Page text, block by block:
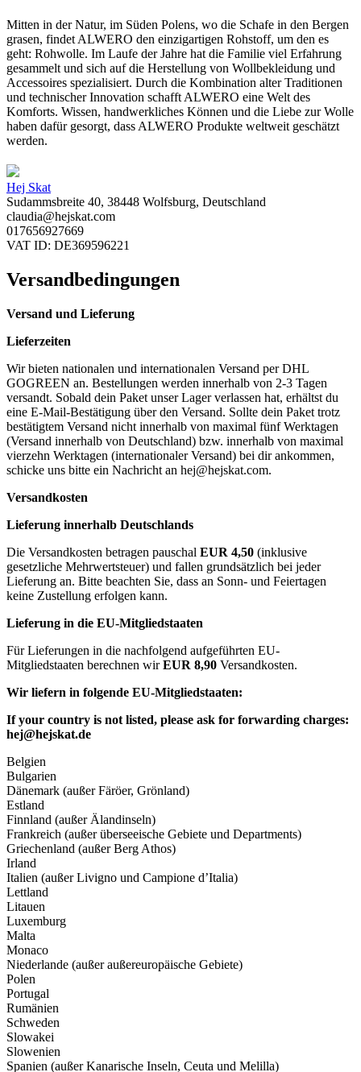
Mitten in der Natur, im Süden Polens, wo die Schafe in den Bergen
grasen, findet ALWERO den einzigartigen Rohstoff, um den es
geht: Rohwolle. Im Laufe der Jahre hat die Familie viel Erfahrung
gesammelt und sich auf die Herstellung von Wollbekleidung und
Accessoires spezialisiert. Durch die Kombination alter Traditionen
und technischer Innovation schafft ALWERO eine Welt des
Komforts. Wissen, handwerkliches Können und die Liebe zur Wolle
haben dafür gesorgt, dass ALWERO Produkte weltweit geschätzt
werden.
Hej Skat
Sudammsbreite 40, 38448 Wolfsburg, Deutschland
claudia@hejskat.com
017656927669
VAT ID: DE369596221
Versandbedingungen
Versand und Lieferung
Lieferzeiten
Wir bieten nationalen und internationalen Versand per DHL
GOGREEN an. Bestellungen werden innerhalb von 2-3 Tagen
versandt. Sobald dein Paket unser Lager verlassen hat, erhältst du
eine E-Mail-Bestätigung über den Versand. Sollte dein Paket trotz
bestätigtem Versand nicht innerhalb von maximal fünf Werktagen
(Versand innerhalb von Deutschland) bzw. innerhalb von maximal
vierzehn Werktagen (internationaler Versand) bei dir ankommen,
schicke uns bitte ein Nachricht an hej@hejskat.com.
Versandkosten
Lieferung innerhalb Deutschlands
Die Versandkosten betragen pauschal EUR 4,50 (inklusive
gesetzliche Mehrwertsteuer) und fallen grundsätzlich bei jeder
Lieferung an. Bitte beachten Sie, dass an Sonn- und Feiertagen
keine Zustellung erfolgen kann.
Lieferung in die EU-Mitgliedstaaten
Für Lieferungen in die nachfolgend aufgeführten EU-
Mitgliedstaaten berechnen wirEUR 8,90 Versandkosten.
Wir liefern in folgende EU-Mitgliedstaaten:
If your country is not listed, please ask for forwarding charges:
hej@hejskat.de
Belgien
Bulgarien
Dänemark (außer Färöer, Grönland)
Estland
Finnland (außer Älandinseln)
Frankreich (außer überseeische Gebiete und Departments)
Griechenland (außer Berg Athos)
Irland
Italien (außer Livigno und Campione d’Italia)
Lettland
Litauen
Luxemburg
Malta
Monaco
Niederlande (außer außereuropäische Gebiete)
Polen
Portugal
Rumänien
Schweden
Slowakei
Slowenien
Spanien (außer Kanarische Inseln, Ceuta und Melilla)